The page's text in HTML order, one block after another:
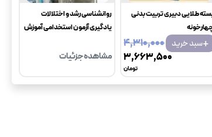
طلایی دبیری تربیت بدنی
+سبد خرید
۴٬۳۱۰٬۰۰۰
۳٬۶۶۳٬۵۰۰
تومان
روانشناسی رشد و اختلالات
یادگیری آزمون استخدامی آموزش
مشاهده جزئیات